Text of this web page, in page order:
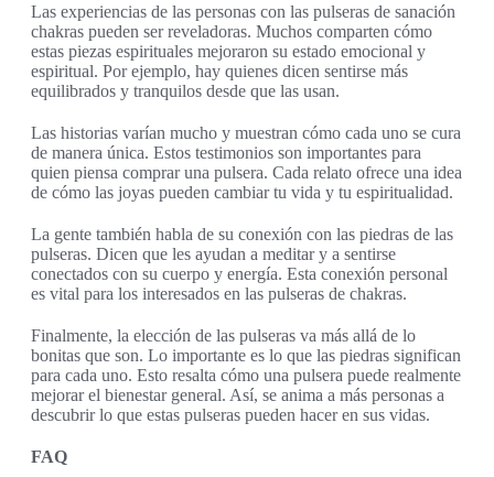
Las experiencias de las personas con las pulseras de sanación
chakras pueden ser reveladoras. Muchos comparten cómo
estas piezas espirituales mejoraron su estado emocional y
espiritual. Por ejemplo, hay quienes dicen sentirse más
equilibrados y tranquilos desde que las usan.
Las historias varían mucho y muestran cómo cada uno se cura
de manera única. Estos testimonios son importantes para
quien piensa comprar una pulsera. Cada relato ofrece una idea
de cómo las joyas pueden cambiar tu vida y tu espiritualidad.
La gente también habla de su conexión con las piedras de las
pulseras. Dicen que les ayudan a meditar y a sentirse
conectados con su cuerpo y energía. Esta conexión personal
es vital para los interesados en las pulseras de chakras.
Finalmente, la elección de las pulseras va más allá de lo
bonitas que son. Lo importante es lo que las piedras significan
para cada uno. Esto resalta cómo una pulsera puede realmente
mejorar el bienestar general. Así, se anima a más personas a
descubrir lo que estas pulseras pueden hacer en sus vidas.
FAQ